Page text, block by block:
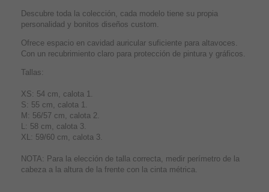
Descubre toda la colección, cada modelo tiene su propia
personalidad y bonitos diseños custom.
Ofrece espacio en cavidad auricular suficiente para altavoces.
Con un recubrimiento claro para protección de pintura y gráficos.
Tallas:
XS: 54 cm, calota 1.
S: 55 cm, calota 1.
M: 56/57 cm, calota 2.
L: 58 cm, calota 3.
XL: 59/60 cm, calota 3.
NOTA: Para la elección de talla correcta, medir perímetro de la
cabeza a la altura de la frente con la cinta métrica.